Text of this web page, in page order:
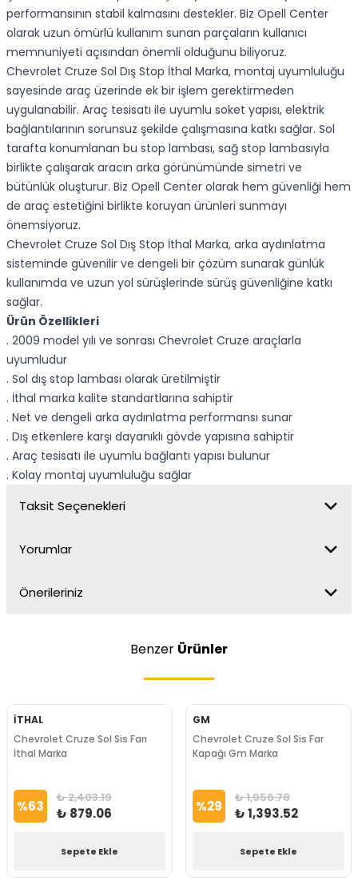
performansının stabil kalmasını destekler. Biz Opell Center
olarak uzun ömürlü kullanım sunan parçaların kullanıcı
memnuniyeti açısından önemli olduğunu biliyoruz.
Chevrolet Cruze Sol Dış Stop İthal Marka, montaj uyumluluğu
sayesinde araç üzerinde ek bir işlem gerektirmeden
uygulanabilir. Araç tesisatı ile uyumlu soket yapısı, elektrik
bağlantılarının sorunsuz şekilde çalışmasına katkı sağlar. Sol
tarafta konumlanan bu stop lambası, sağ stop lambasıyla
birlikte çalışarak aracın arka görünümünde simetri ve
bütünlük oluşturur. Biz Opell Center olarak hem güvenliği hem
de araç estetiğini birlikte koruyan ürünleri sunmayı
önemsiyoruz.
Chevrolet Cruze Sol Dış Stop İthal Marka, arka aydınlatma
sisteminde güvenilir ve dengeli bir çözüm sunarak günlük
kullanımda ve uzun yol sürüşlerinde sürüş güvenliğine katkı
sağlar.
Ürün Özellikleri
. 2009 model yılı ve sonrası Chevrolet Cruze araçlarla
uyumludur
. Sol dış stop lambası olarak üretilmiştir
. İthal marka kalite standartlarına sahiptir
. Net ve dengeli arka aydınlatma performansı sunar
. Dış etkenlere karşı dayanıklı gövde yapısına sahiptir
. Araç tesisatı ile uyumlu bağlantı yapısı bulunur
. Kolay montaj uyumluluğu sağlar
Taksit Seçenekleri
Yorumlar
Önerileriniz
Benzer Ürünler
İTHAL
Chevrolet Cruze Sol Sis Farı
İthal Marka
%63 ₺ 2,403.19
₺ 879.06
Sepete Ekle
GM
Chevrolet Cruze Sol Sis Far
Kapağı Gm Marka
%29 ₺ 1,956.78
₺ 1,393.52
Sepete Ekle